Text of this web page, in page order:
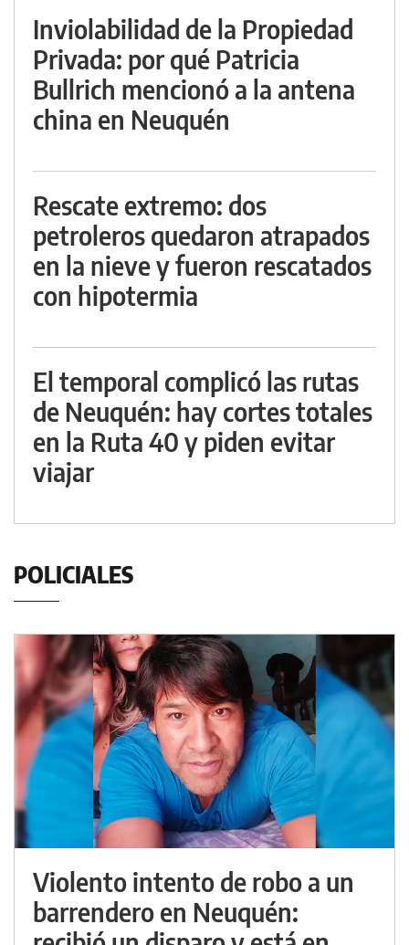
Inviolabilidad de la Propiedad
Privada: por qué Patricia
Bullrich mencionó a la antena
china en Neuquén
Rescate extremo: dos
petroleros quedaron atrapados
en la nieve y fueron rescatados
con hipotermia
El temporal complicó las rutas
de Neuquén: hay cortes totales
en la Ruta 40 y piden evitar
viajar
POLICIALES
Violento intento de robo a un
barrendero en Neuquén: